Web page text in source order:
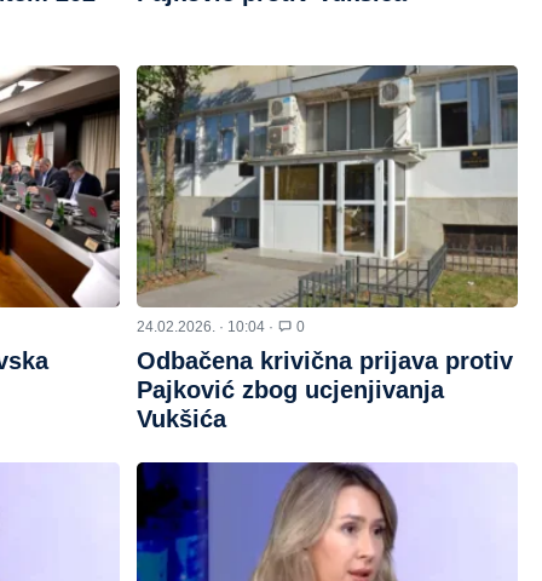
24.02.2026. · 10:04 · 0
Odbačena krivična prijava protiv
Pajković zbog ucjenjivanja
Vukšića